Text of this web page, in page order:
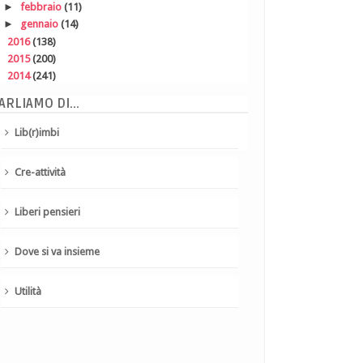
► febbraio (11)
► gennaio (14)
2016(138)
2015(200)
2014(241)
DI...
Lib(r)imbi
Cre-attività
Liberi pensieri
Dove si va insieme
Utilità